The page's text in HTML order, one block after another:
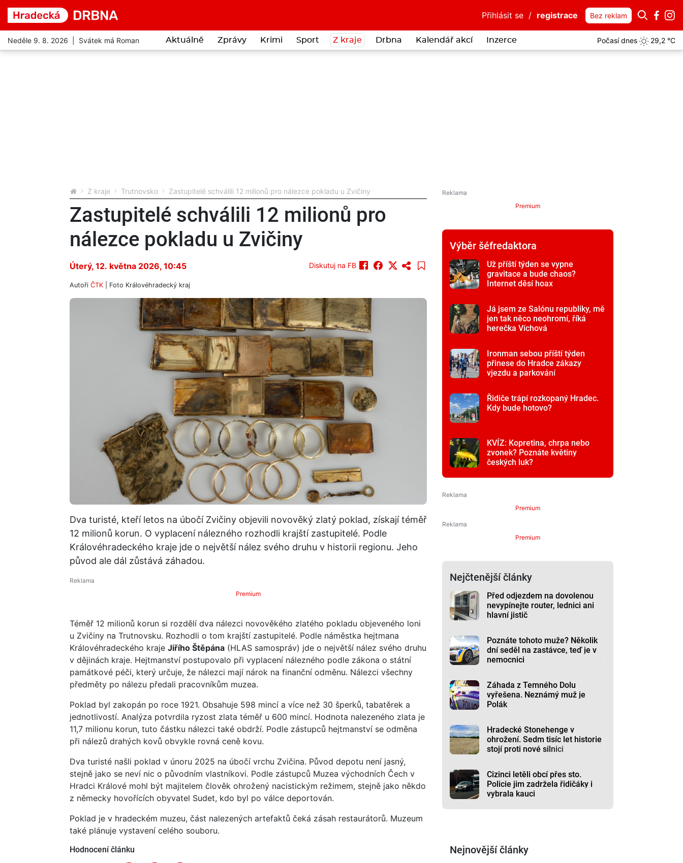
Přihlásit se / registrace Bez reklam
Neděle 9. 8. 2026 | Svátek má Roman Aktuálně Zprávy Krimi Sport Z kraje Drbna Kalendář akcí Inzerce Počasí dnes 29,2 °C
Z kraje Trutnovsko Zastupitelé schválili 12 milionů pro nálezce pokladu u Zvičiny
Zastupitelé schválili 12 milionů pro
nálezce pokladu u Zvičiny
Úterý, 12. května 2026, 10:45 Diskutuj na FB
Autoři ČTK | Foto Královéhradecký kraj
Dva turisté, kteří letos na úbočí Zvičiny objevili novověký zlatý poklad, získají téměř
12 milionů korun. O vyplacení nálezného rozhodli krajští zastupitelé. Podle
Královéhradeckého kraje jde o největší nález svého druhu v historii regionu. Jeho
původ ale dál zůstává záhadou.
Premium
Téměř 12 milionů korun si rozdělí dva nálezci novověkého zlatého pokladu objeveného loni
u Zvičiny na Trutnovsku. Rozhodli o tom krajští zastupitelé. Podle náměstka hejtmana
Královéhradeckého kraje Jiřího Štěpána (HLAS samospráv) jde o největší nález svého druhu
v dějinách kraje. Hejtmanství postupovalo při vyplacení nálezného podle zákona o státní
památkové péči, který určuje, že nálezci mají nárok na finanční odměnu. Nálezci všechny
předměty po nálezu předali pracovníkům muzea.
Poklad byl zakopán po roce 1921. Obsahuje 598 mincí a více než 30 šperků, tabatěrek a
jednotlivostí. Analýza potvrdila ryzost zlata téměř u 600 mincí. Hodnota nalezeného zlata je
11,7 milionu korun, tuto částku nálezci také obdrží. Podle zástupců hejtmanství se odměna
při nálezů drahých kovů obvykle rovná ceně kovu.
Dva turisté našli poklad v únoru 2025 na úbočí vrchu Zvičina. Původ depotu není jasný,
stejně jako se neví nic o původním vlastníkovi. Podle zástupců Muzea východních Čech v
Hradci Králové mohl být majitelem člověk ohrožený nacistickým režimem, stejně jako někdo
z německy hovořících obyvatel Sudet, kdo byl po válce deportován.
Poklad je v hradeckém muzeu, část nalezených artefaktů čeká zásah restaurátorů. Muzeum
také plánuje vystavení celého souboru.
Hodnocení článku
Premium
Výběr šéfredaktora
Už příští týden se vypne
gravitace a bude chaos?
Internet děsí hoax
Já jsem ze Salónu republiky, mě
jen tak něco neohromí, říká
herečka Víchová
Ironman sebou příští týden
přinese do Hradce zákazy
vjezdu a parkování
Řidiče trápí rozkopaný Hradec.
Kdy bude hotovo?
KVÍZ: Kopretina, chrpa nebo
zvonek? Poznáte květiny
českých luk?
Premium
Premium
Nejčtenější články
Před odjezdem na dovolenou
nevypínejte router, lednici ani
hlavní jistič
Poznáte tohoto muže? Několik
dní seděl na zastávce, teď je v
nemocnici
Záhada z Temného Dolu
vyřešena. Neznámý muž je
Polák
Hradecké Stonehenge v
ohrožení. Sedm tisíc let historie
stojí proti nové silnici
Cizinci letěli obcí přes sto.
Policie jim zadržela řidičáky i
vybrala kauci
Nejnovější články